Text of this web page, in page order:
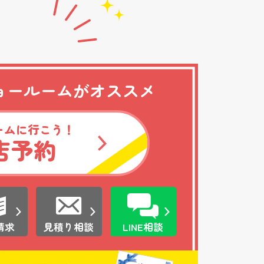
ールームがオススメ
に行こう！
予約
求 見積り相談 LINE相談